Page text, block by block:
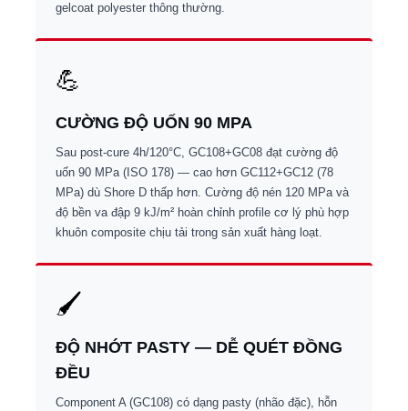
gelcoat polyester thông thường.
💪
CƯỜNG ĐỘ UỐN 90 MPA
Sau post-cure 4h/120°C, GC108+GC08 đạt cường độ
uốn 90 MPa (ISO 178) — cao hơn GC112+GC12 (78
MPa) dù Shore D thấp hơn. Cường độ nén 120 MPa và
độ bền va đập 9 kJ/m² hoàn chỉnh profile cơ lý phù hợp
khuôn composite chịu tải trong sản xuất hàng loạt.
🖌
ĐỘ NHỚT PASTY — DỄ QUÉT ĐỒNG
ĐỀU
Component A (GC108) có dạng pasty (nhão đặc), hỗn